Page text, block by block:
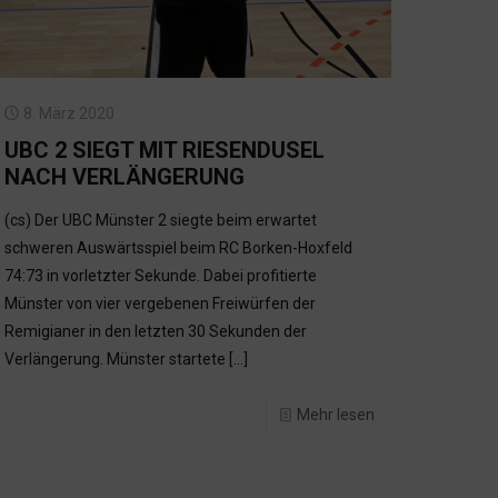
8. März 2020
UBC 2 SIEGT MIT RIESENDUSEL
NACH VERLÄNGERUNG
(cs) Der UBC Münster 2 siegte beim erwartet
schweren Auswärtsspiel beim RC Borken-Hoxfeld
74:73 in vorletzter Sekunde. Dabei profitierte
Münster von vier vergebenen Freiwürfen der
Remigianer in den letzten 30 Sekunden der
Verlängerung. Münster startete
Mehr lesen